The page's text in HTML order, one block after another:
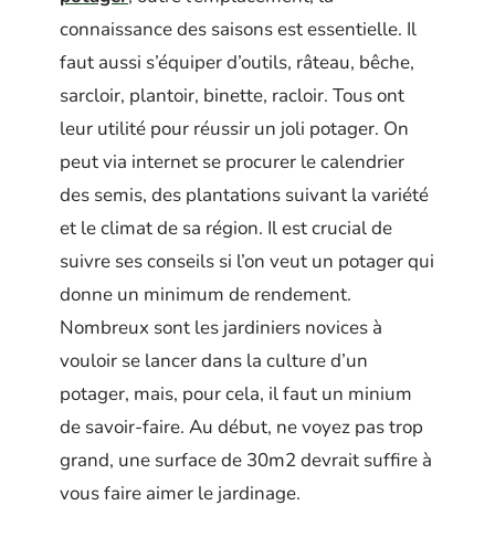
connaissance des saisons est essentielle. Il
faut aussi s’équiper d’outils, râteau, bêche,
sarcloir, plantoir, binette, racloir. Tous ont
leur utilité pour réussir un joli potager. On
peut via internet se procurer le calendrier
des semis, des plantations suivant la variété
et le climat de sa région. Il est crucial de
suivre ses conseils si l’on veut un potager qui
donne un minimum de rendement.
Nombreux sont les jardiniers novices à
vouloir se lancer dans la culture d’un
potager, mais, pour cela, il faut un minium
de savoir-faire. Au début, ne voyez pas trop
grand, une surface de 30m2 devrait suffire à
vous faire aimer le jardinage.